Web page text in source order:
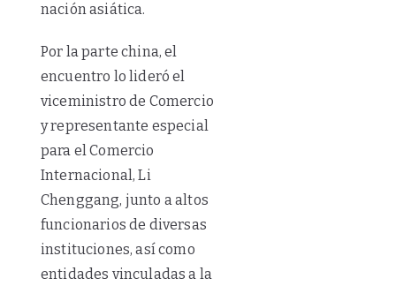
nación asiática.
Por la parte china, el
encuentro lo lideró el
viceministro de Comercio
y representante especial
para el Comercio
Internacional, Li
Chenggang, junto a altos
funcionarios de diversas
instituciones, así como
entidades vinculadas a la